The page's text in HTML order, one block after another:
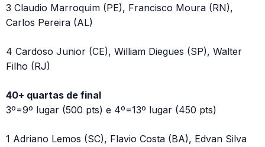
3 Claudio Marroquim (PE), Francisco Moura (RN),
Carlos Pereira (AL)
4 Cardoso Junior (CE), William Diegues (SP), Walter
Filho (RJ)
40+ quartas de final
3º=9º lugar (500 pts) e 4º=13º lugar (450 pts)
1 Adriano Lemos (SC), Flavio Costa (BA), Edvan Silva